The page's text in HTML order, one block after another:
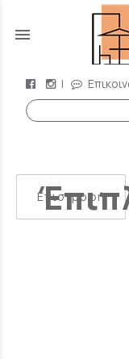
menu
|
Επιστροφή